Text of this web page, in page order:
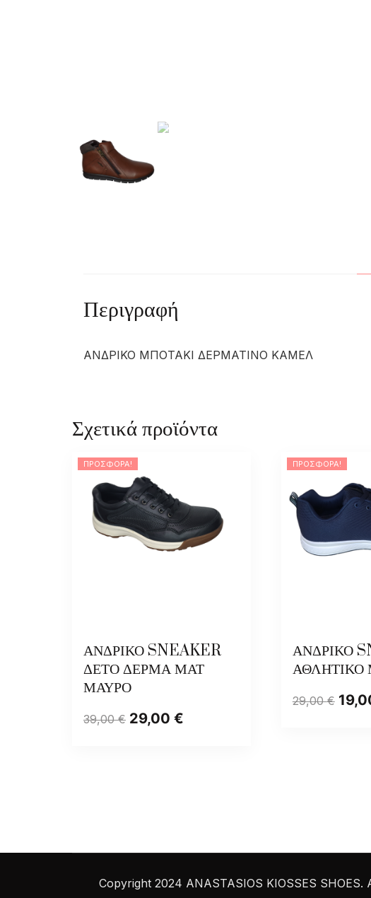
Περιγραφή
ΑΝΔΡΙΚΟ ΜΠΟΤΑΚΙ ΔΕΡΜΑΤΙΝΟ ΚΑΜΕΛ
Σχετικά προϊόντα
ΠΡΟΣΦΟΡΆ!
ΑΝΔΡΙΚΟ SNEAKER
ΔΕΤΟ ΔΕΡΜΑ ΜΑΤ
ΜΑΥΡΟ
39,00€ 29,00 €
ΠΡΟΣΦΟΡΆ!
ΑΝΔΡΙΚΟ
29,00€
Copyright 2024 ANASTASIOS KIOSSES SHOES.